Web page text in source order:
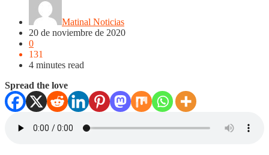
Matinal Noticias
20 de noviembre de 2020
0
131
4 minutes read
Spread the love